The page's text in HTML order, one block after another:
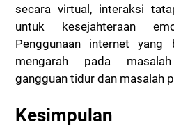
secara virtual, interaksi
untuk kesejahteraan
Penggunaan internet yang
mengarah pada
gangguan tidur dan masalah
Kesimpulan